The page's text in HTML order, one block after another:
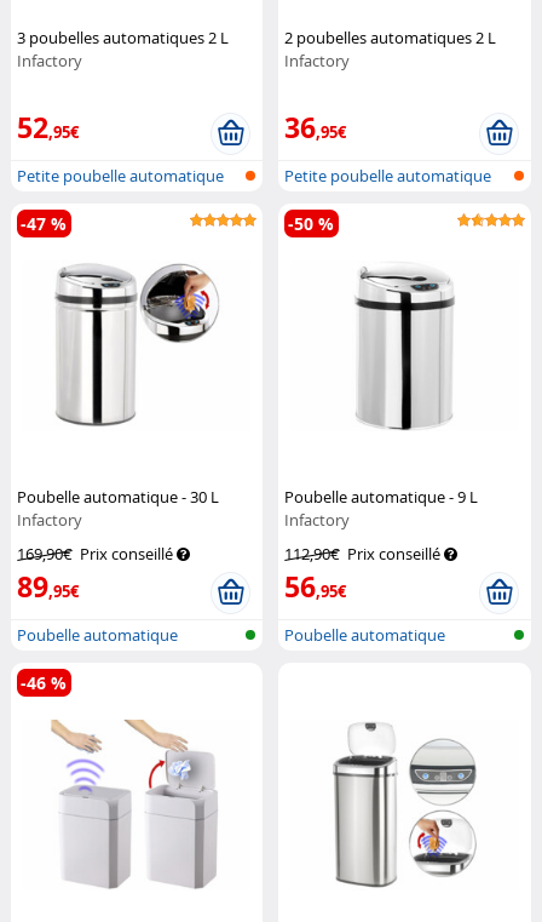
3 poubelles automatiques 2 L
Infactory
52,95€
Petite poubelle automatique
2 poubelles automatiques 2 L
Infactory
36,95€
Petite poubelle automatique
Poubelle automatique - 30 L
Infactory
169,90€ Prix conseillé
89,95€
-47 %
Poubelle automatique
Poubelle automatique - 9 L
Infactory
112,90€ Prix conseillé
56,95€
-50 %
Poubelle automatique
-46 %